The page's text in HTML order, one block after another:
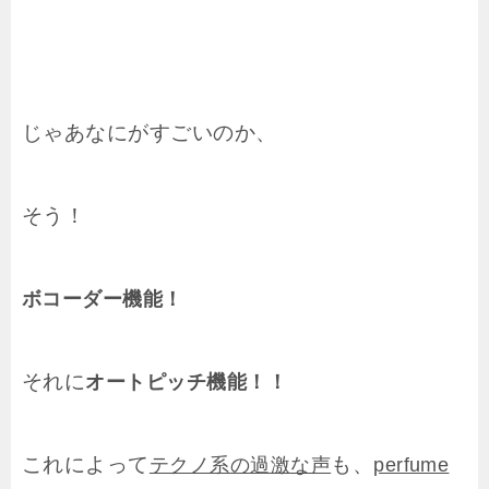
じゃあなにがすごいのか、
そう！
ボコーダー機能！
それにオートピッチ機能！！
これによって テクノ系の過激な声も、 perfume